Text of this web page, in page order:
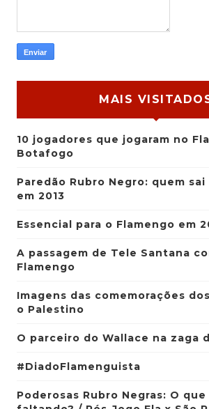
MAIS
10 jogadores que jogaram no
Botafogo
Paredão Rubro Negro: quem
em 2013
Essencial para o Flamengo em
A passagem de Tele Santana
Flamengo
Imagens das comemorações
o Palestino
O parceiro do Wallace na zaga
#DiadoFlamenguista
Poderosas Rubro Negras: O